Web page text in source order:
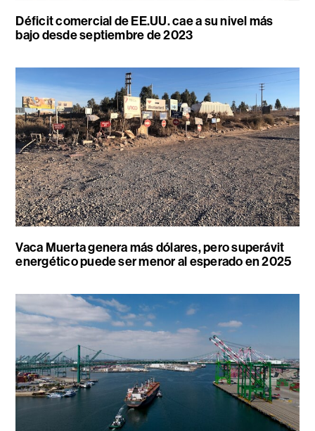
Déficit comercial de EE.UU. cae a su nivel más
bajo desde septiembre de 2023
Vaca Muerta genera más dólares, pero superávit
energético puede ser menor al esperado en 2025